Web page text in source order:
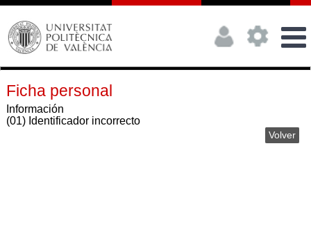
Ficha personal
Información
(01) Identificador incorrecto
Volver